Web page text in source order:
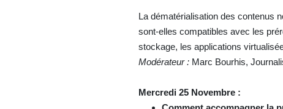
La dématérialisation des contenus
sont-elles compatibles avec les
stockage, les applications
Modérateur : Marc Bourhis,
Mercredi 25 Novembre :